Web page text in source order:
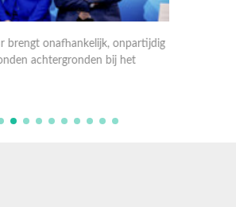
brengt onafhankelijk, onpartijdig
achtergronden bij het